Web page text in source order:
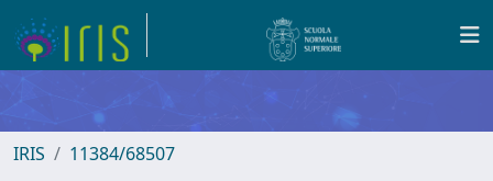
IRIS 11384/68507